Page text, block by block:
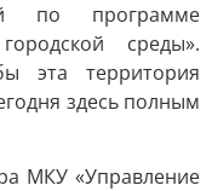
по программе
среды».
эта территория
здесь полным
МКУ «Управление